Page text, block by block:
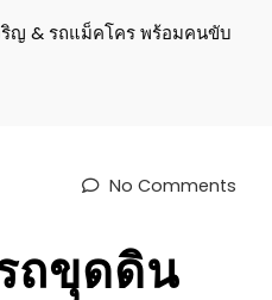
ริญ & รถแม็คโคร พร้อมคนขับ
No Comments
ถขุดดิน